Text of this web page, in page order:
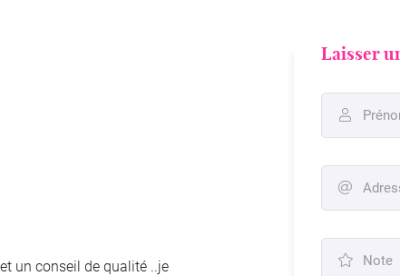
à
un conseil de qualité ..je
Laisser


 Note